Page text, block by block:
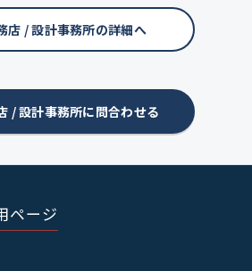
店 / 設計事務所の詳細へ
/ 設計事務所に問合わせる
ページ